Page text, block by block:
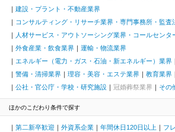
建設・プラント・不動産業界
コンサルティング・リサーチ業界・専門事務所・監査
人材サービス・アウトソーシング業界・コールセンタ
外食産業・飲食業界
運輸・物流業界
エネルギー（電力・ガス・石油・新エネルギー）業界
警備・清掃業界
理容・美容・エステ業界 教育業界
公社・官公庁・学校・研究施設
冠婚葬祭業界 その
ほかのこだわり条件で探す
第二新卒歓迎 外資系企業 年間休日120日以上 フ